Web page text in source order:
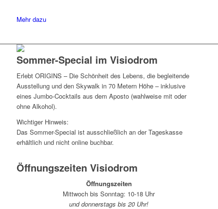
Mehr dazu
Sommer-Special im Visiodrom
Erlebt ORIGINS – Die Schönheit des Lebens, die begleitende
Ausstellung und den Skywalk in 70 Metern Höhe – inklusive
eines Jumbo-Cocktails aus dem Aposto (wahlweise mit oder
ohne Alkohol).
Wichtiger Hinweis:
Das Sommer-Special ist ausschließlich an der Tageskasse
erhältlich und nicht online buchbar.
Öffnungszeiten Visiodrom
Öffnungszeiten
Mittwoch bis Sonntag: 10-18 Uhr
und donnerstags bis 20 Uhr!